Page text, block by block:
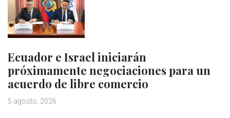
Ecuador e Israel iniciarán
próximamente negociaciones para un
acuerdo de libre comercio
5 agosto, 2026